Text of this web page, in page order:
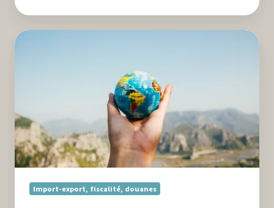
L’importance
Import-export, fiscalité, douanes